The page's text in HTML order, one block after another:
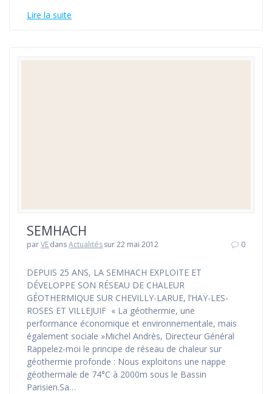
Lire la suite
SEMHACH
parVEdansActualitéssur 22 mai 2012 0
DEPUIS 25 ANS, LA SEMHACH EXPLOITE ET
DÉVELOPPE SON RÉSEAU DE CHALEUR
GÉOTHERMIQUE SUR CHEVILLY-LARUE, l’HAŸ-LES-
ROSES ET VILLEJUIF « La géothermie, une
performance économique et environnementale, mais
également sociale »Michel Andrès, Directeur Général
Rappelez-moi le principe de réseau de chaleur sur
géothermie profonde : Nous exploitons une nappe
géothermale de 74°C à 2000m sous le Bassin
Parisien.Sa…